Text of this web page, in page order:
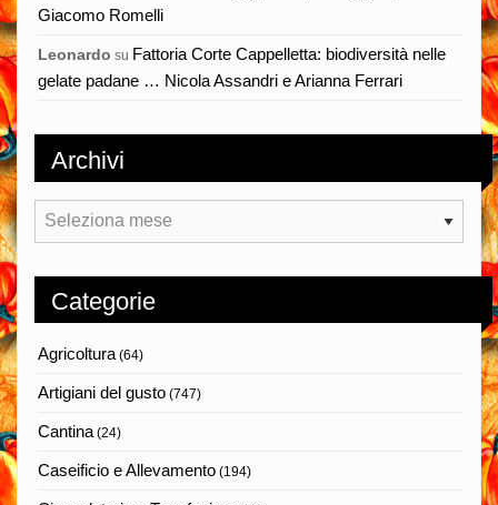
Giacomo Romelli
Leonardo su Fattoria Corte Cappelletta: biodiversità nelle
gelate padane … Nicola Assandri e Arianna Ferrari
Archivi
Archivi
Categorie
Agricoltura(64)
Artigiani del gusto (747)
Cantina(24)
Caseificio e Allevamento (194)